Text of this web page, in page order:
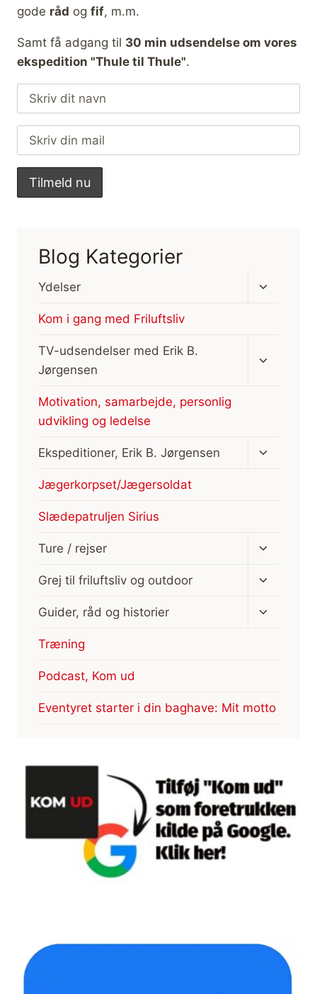
gode råd og fif, m.m.
Samt få adgang til 30 min udsendelse om vores
ekspedition "Thule til Thule".
Blog Kategorier
Ydelser
Skift
Kom i gang med Friluftsliv
TV-udsendelser med Erik B.
Jørgensen
Motivation, samarbejde, personlig
udvikling og ledelse
Ekspeditioner, Erik B. Jørgensen
Skift
Jægerkorpset/Jægersoldat
Slædepatruljen Sirius
Ture / rejser
Skift
Grej til friluftsliv og outdoor
Skift
Guider, råd og historier
Skift
Træning
Podcast, Kom ud
Eventyret starter i din baghave: Mit motto